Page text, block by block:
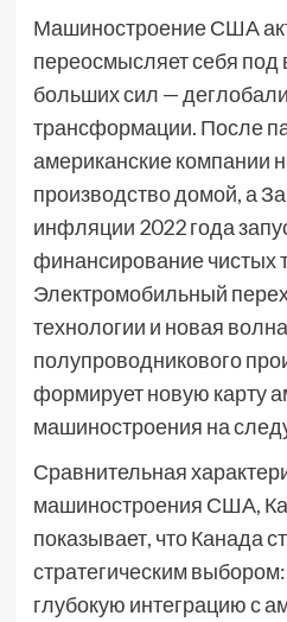
Машиностроение США
переосмысляет себя под
больших сил —
трансформации. После
американские компании
производство домой, а
инфляции 2022 года
финансирование чистых
Электромобильный
технологии и новая волна
полупроводникового
формирует новую карту
машиностроения на
Сравнительная
машиностроения США,
показывает, что Канада
стратегическим
глубокую интеграцию с